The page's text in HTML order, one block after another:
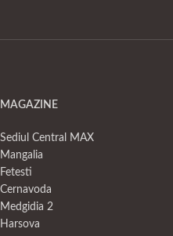
MAGAZINE
Sediul Central MAX
Mangalia
Fetesti
Cernavoda
Medgidia 2
Harsova